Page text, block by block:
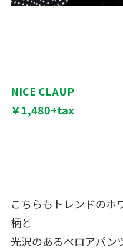
NICE CLAUP
￥1,480+tax
こちらもトレンドの
柄と
光沢のあるベロアパン